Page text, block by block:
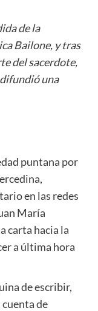
de la
Bailone, y tras
del sacerdote,
una
puntana por
en las redes
María
carta hacia la
a última hora
de escribir,
de